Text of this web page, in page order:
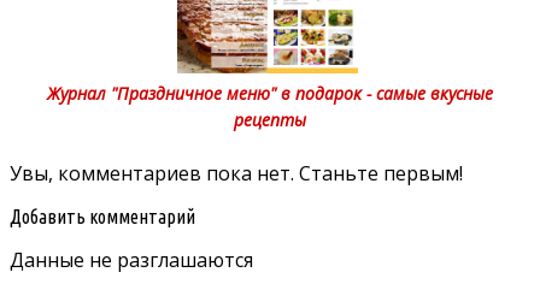
Журнал "Праздничное меню" в подарок - самые вкусные
рецепты
Увы, комментариев пока нет. Станьте первым!
Добавить комментарий
Данные не разглашаются